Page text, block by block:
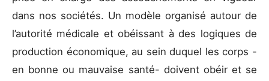
dans nos sociétés. Un modèle organisé autour de
l’autorité médicale et obéissant à des logiques de
production économique, au sein duquel les corps -
en bonne ou mauvaise santé- doivent obéir et se